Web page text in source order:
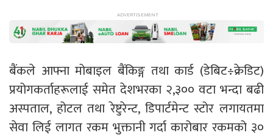
बैंकले आफ्ना मोबाइल बैंकिङ्ग तथा कार्ड (डेबिट÷क्रेडिट)
प्रयोगकर्ताहरूलाई समेत देशभरका २,३०० वटा भन्दा बढी
अस्पताल, होटल तथा रेष्टुरेन्ट, डिपार्टमेन्ट स्टोर लगायतमा
सेवा लिई लागत रकम भुक्तानी गर्दा कारोबार रकमको ३०